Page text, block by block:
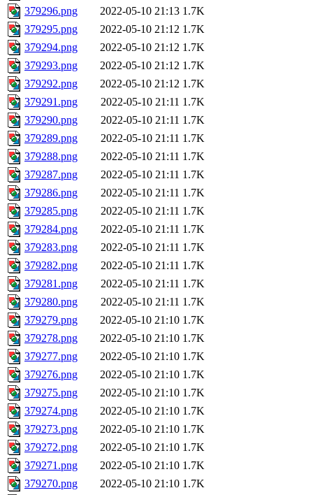
379296.png
2022-05-10 21:13 1.7K
379295.png
2022-05-10 21:12 1.7K
379294.png
2022-05-10 21:12 1.7K
379293.png
2022-05-10 21:12 1.7K
379292.png
2022-05-10 21:12 1.7K
379291.png
2022-05-10 21:11 1.7K
379290.png
2022-05-10 21:11 1.7K
379289.png
2022-05-10 21:11 1.7K
379288.png
2022-05-10 21:11 1.7K
379287.png
2022-05-10 21:11 1.7K
379286.png
2022-05-10 21:11 1.7K
379285.png
2022-05-10 21:11 1.7K
379284.png
2022-05-10 21:11 1.7K
379283.png
2022-05-10 21:11 1.7K
379282.png
2022-05-10 21:11 1.7K
379281.png
2022-05-10 21:11 1.7K
379280.png
2022-05-10 21:11 1.7K
379279.png
2022-05-10 21:10 1.7K
379278.png
2022-05-10 21:10 1.7K
379277.png
2022-05-10 21:10 1.7K
379276.png
2022-05-10 21:10 1.7K
379275.png
2022-05-10 21:10 1.7K
379274.png
2022-05-10 21:10 1.7K
379273.png
2022-05-10 21:10 1.7K
379272.png
2022-05-10 21:10 1.7K
379271.png
2022-05-10 21:10 1.7K
379270.png
2022-05-10 21:10 1.7K